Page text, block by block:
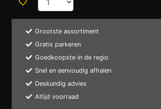
Grootste assortiment
Gratis parkeren
Goedkoopste in de regio
Snel en eenvoudig afhalen
Deskundig advies
Altijd voorraad